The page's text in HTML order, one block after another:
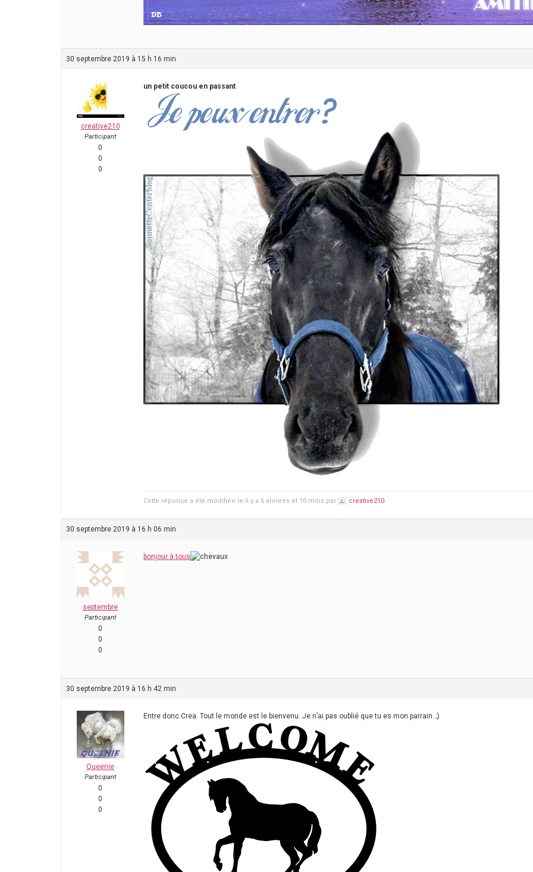
30 septembre 2019 à 15 h 16 min
creative210
Participant
0
0
0
un petit coucou en passant
Cette réponse a été modifiée le il y a 6 années et 10 mois par creative210.
30 septembre 2019 à 16 h 06 min
septembre
Participant
0
0
0
bonjour à tous
30 septembre 2019 à 16 h 42 min
Queenie
Participant
0
0
0
Entre donc Crea. Tout le monde est le bienvenu. Je n’ai pas oublié que tu es mon parrain..;)